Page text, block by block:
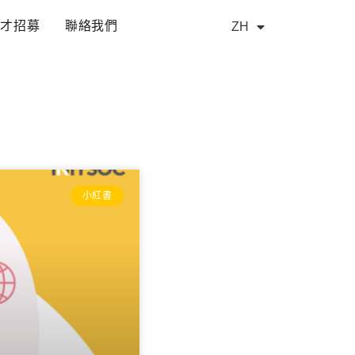
招募 聯絡我們 ZH
EN
小紅書